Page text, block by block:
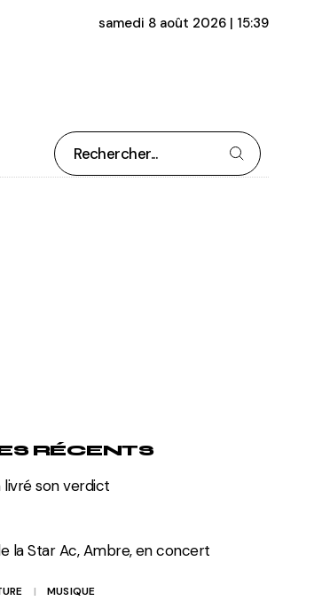
samedi 8 août 2026 | 15:39
Rechercher
RÉCENTS
livré son verdict
la Star Ac, Ambre, en concert
MUSIQUE